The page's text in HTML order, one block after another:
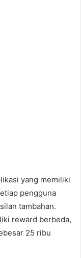
yang memiliki
pengguna
tambahan.
reward berbeda,
25 ribu